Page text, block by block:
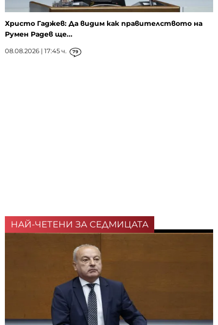
Христо Гаджев: Да видим как правителството на
Румен Радев ще...
08.08.2026 | 17:45 ч. 79
НАЙ-ЧЕТЕНИ ЗА СЕДМИЦАТА